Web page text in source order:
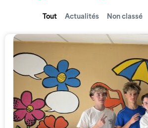
Actualités Non classé
Tout